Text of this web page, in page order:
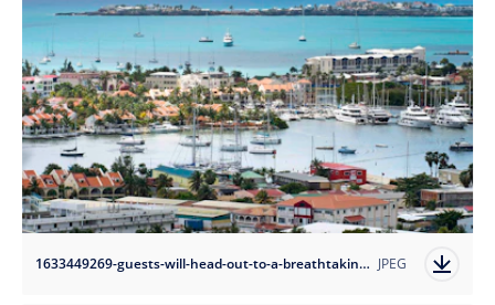
1633449269-guests-will-head-out-to-a-breathtaking-scenic-drive-in-philipsburg-st-maarten-in-total-comfort-of-an-easy-accessible-tour3?auto=format JPEG